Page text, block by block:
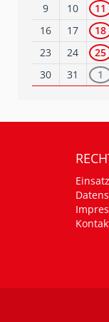
9
10 11
16
17 18
23
24 25
30
31 1